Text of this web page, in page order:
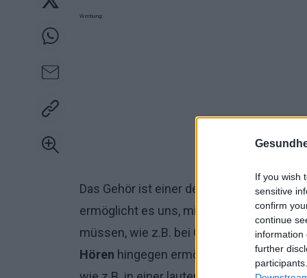
If you wish
sensitive
confirm
continue
information
further
Werbung:
Das Gehör ist einer der wichtigsten
ermöglicht es uns, mit anderen zu
müssen, wie z.B. bei Gesprächen über
Hören hingegen ermöglicht es uns, an